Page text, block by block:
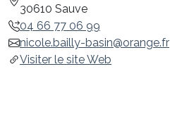
30610 Sauve
04 66 77 06 99
nicole.bailly-basin@orange.fr
Visiter le site Web